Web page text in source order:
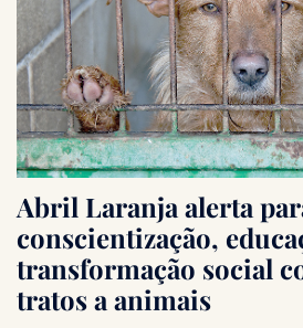
Abril Laranja alerta
conscientização,
transformação social
tratos a animais